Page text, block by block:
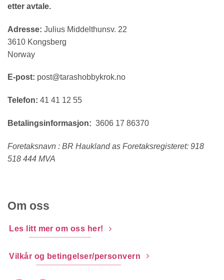
etter avtale.
Adresse: Julius Middelthunsv. 22
3610 Kongsberg
Norway
E-post: post@tarashobbykrok.no
Telefon: 41 41 12 55
Betalingsinformasjon: 3606 17 86370
Foretaksnavn : BR Haukland as Foretaksregisteret: 918
518 444 MVA
Om oss
Les litt mer om oss her!
Vilkår og betingelser/personvern